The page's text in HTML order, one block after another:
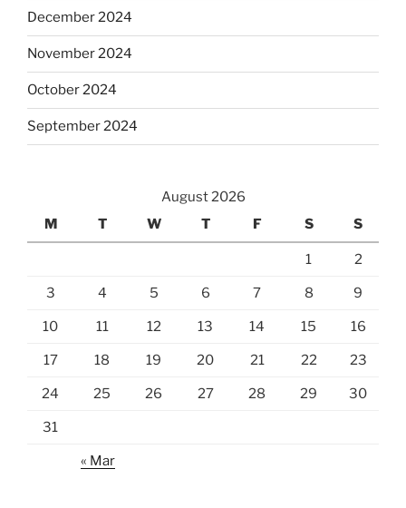
December 2024
November 2024
October 2024
September 2024
August 2026
M
T W T F S S
1 2
3 4 5 6 7 8 9
10 11 12 13 14 15 16
17 18 19 20 21 22 23
24 25 26 27 28 29 30
31
« Mar